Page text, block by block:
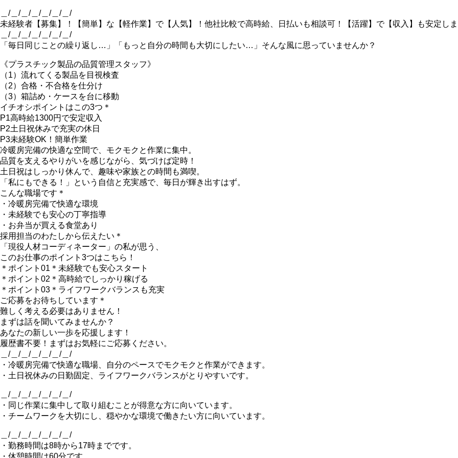
＿/＿/＿/＿/＿/＿/＿/
未経験者【募集】！【簡単】な【軽作業】で【人気】！他社比較で高時給、日払いも相談可！【活躍】で【収入】も安定し
＿/＿/＿/＿/＿/＿/＿/
「毎日同じことの繰り返し…」「もっと自分の時間も大切にしたい…」そんな風に思っていませんか？
《プラスチック製品の品質管理スタッフ》
（1）流れてくる製品を目視検査
（2）合格・不合格を仕分け
（3）箱詰め・ケースを台に移動
イチオシポイントはこの3つ＊
P1高時給1300円で安定収入
P2土日祝休みで充実の休日
P3未経験OK！簡単作業
冷暖房完備の快適な空間で、モクモクと作業に集中。
品質を支えるやりがいを感じながら、気づけば定時！
土日祝はしっかり休んで、趣味や家族との時間も満喫。
「私にもできる！」という自信と充実感で、毎日が輝き出すはず。
こんな職場です＊
・冷暖房完備で快適な環境
・未経験でも安心の丁寧指導
・お弁当が買える食堂あり
採用担当のわたしから伝えたい＊
「現役人材コーディネーター」の私が思う、
このお仕事のポイント3つはこちら！
＊ポイント01＊未経験でも安心スタート
＊ポイント02＊高時給でしっかり稼げる
＊ポイント03＊ライフワークバランスも充実
ご応募をお待ちしています＊
難しく考える必要はありません！
まずは話を聞いてみませんか？
あなたの新しい一歩を応援します！
履歴書不要！まずはお気軽にご応募ください。
＿/＿/＿/＿/＿/＿/＿/
・冷暖房完備で快適な職場、自分のペースでモクモクと作業ができます。
・土日祝休みの日勤固定、ライフワークバランスがとりやすいです。
＿/＿/＿/＿/＿/＿/＿/
・同じ作業に集中して取り組むことが得意な方に向いています。
・チームワークを大切にし、穏やかな環境で働きたい方に向いています。
＿/＿/＿/＿/＿/＿/＿/
・勤務時間は8時から17時までです。
・休憩時間は60分です。